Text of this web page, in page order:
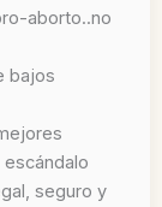
aborto..no
bajos
seguro y